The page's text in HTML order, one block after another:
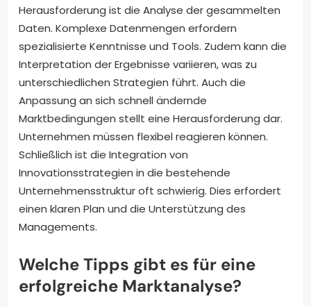
Herausforderung ist die Analyse der gesammelten
Daten. Komplexe Datenmengen erfordern
spezialisierte Kenntnisse und Tools. Zudem kann die
Interpretation der Ergebnisse variieren, was zu
unterschiedlichen Strategien führt. Auch die
Anpassung an sich schnell ändernde
Marktbedingungen stellt eine Herausforderung dar.
Unternehmen müssen flexibel reagieren können.
Schließlich ist die Integration von
Innovationsstrategien in die bestehende
Unternehmensstruktur oft schwierig. Dies erfordert
einen klaren Plan und die Unterstützung des
Managements.
Welche Tipps gibt es für eine
erfolgreiche Marktanalyse?